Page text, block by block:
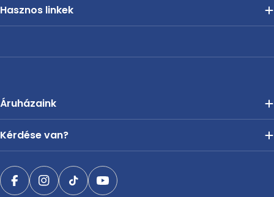
Hasznos linkek
Áruházaink
Kérdése van?
FacebookInstagram
TikTokYouTube